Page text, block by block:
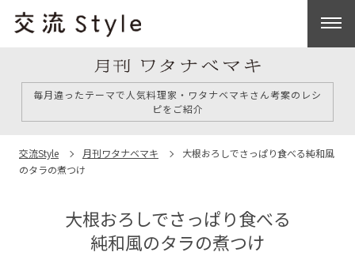
毎月違ったテーマで人気料理家・ワタナベマキさん考案のレシ
ピをご紹介
交流Style 月刊ワタナベマキ 大根おろしでさっぱり食べる純和風
のタラの煮つけ
大根おろしでさっぱり食べる
純和風のタラの煮つけ